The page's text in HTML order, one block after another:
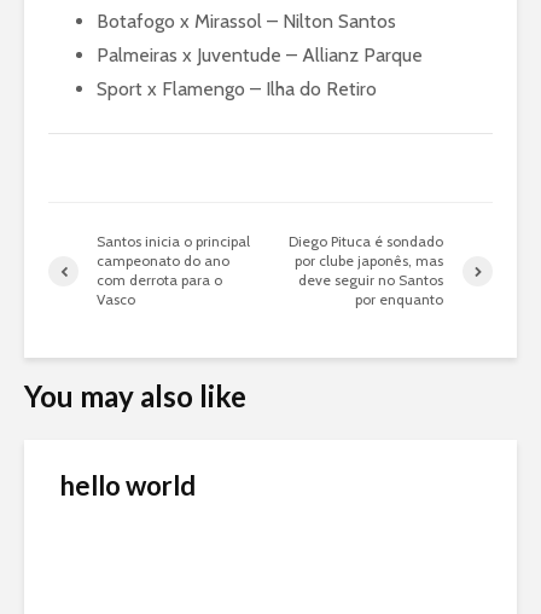
Botafogo x Mirassol – Nilton Santos
Palmeiras x Juventude – Allianz Parque
Sport x Flamengo – Ilha do Retiro
Santos inicia o principal
campeonato do ano
com derrota para o
Vasco
Diego Pituca é sondado
por clube japonês, mas
deve seguir no Santos
por enquanto
You may also like
hello world